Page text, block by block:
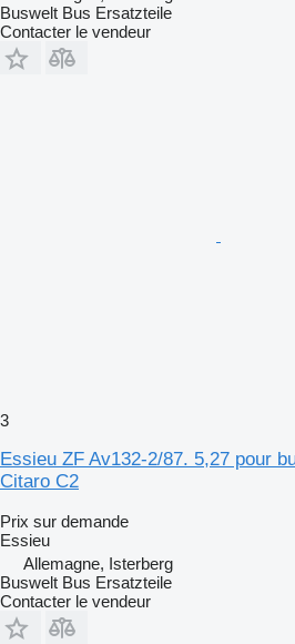
Buswelt Bus Ersatzteile
Contacter le vendeur
3
Essieu ZF Av132-2/87. 5,27 pour
Citaro C2
Prix sur demande
Essieu
Allemagne, Isterberg
Buswelt Bus Ersatzteile
Contacter le vendeur